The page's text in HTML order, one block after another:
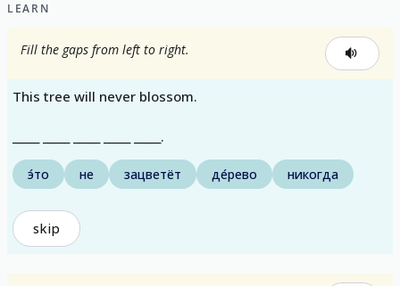
LEARN
Fill the gaps from left to right.
This tree will never blossom.
_____ _____ _____ _____ _____.
э́то не зацветёт де́рево никогда
skip